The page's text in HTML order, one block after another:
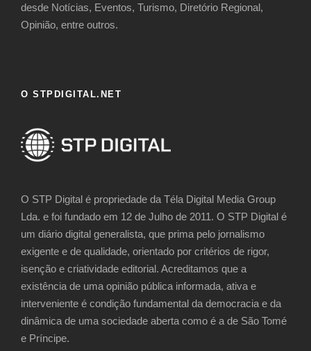
desde Notícias, Eventos, Turismo, Diretório Regional,
Opinião, entre outros.
O STPDIGITAL.NET
O STP Digital é propriedade da Téla Digital Media Group
Lda. e foi fundado em 12 de Julho de 2011. O STP Digital é
um diário digital generalista, que prima pelo jornalismo
exigente e de qualidade, orientado por critérios de rigor,
isenção e criatividade editorial. Acreditamos que a
existência de uma opinião pública informada, ativa e
interveniente é condição fundamental da democracia e da
dinâmica de uma sociedade aberta como é a de São Tomé
e Príncipe.